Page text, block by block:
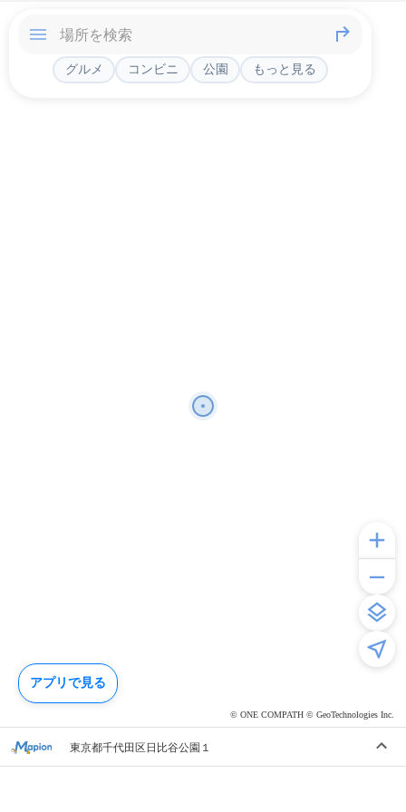
© ONE COMPATH © GeoTechnologies Inc.
グルメ コンビニ 公園 もっと見る
東京都千代田区日比谷公園１
アプリで見る